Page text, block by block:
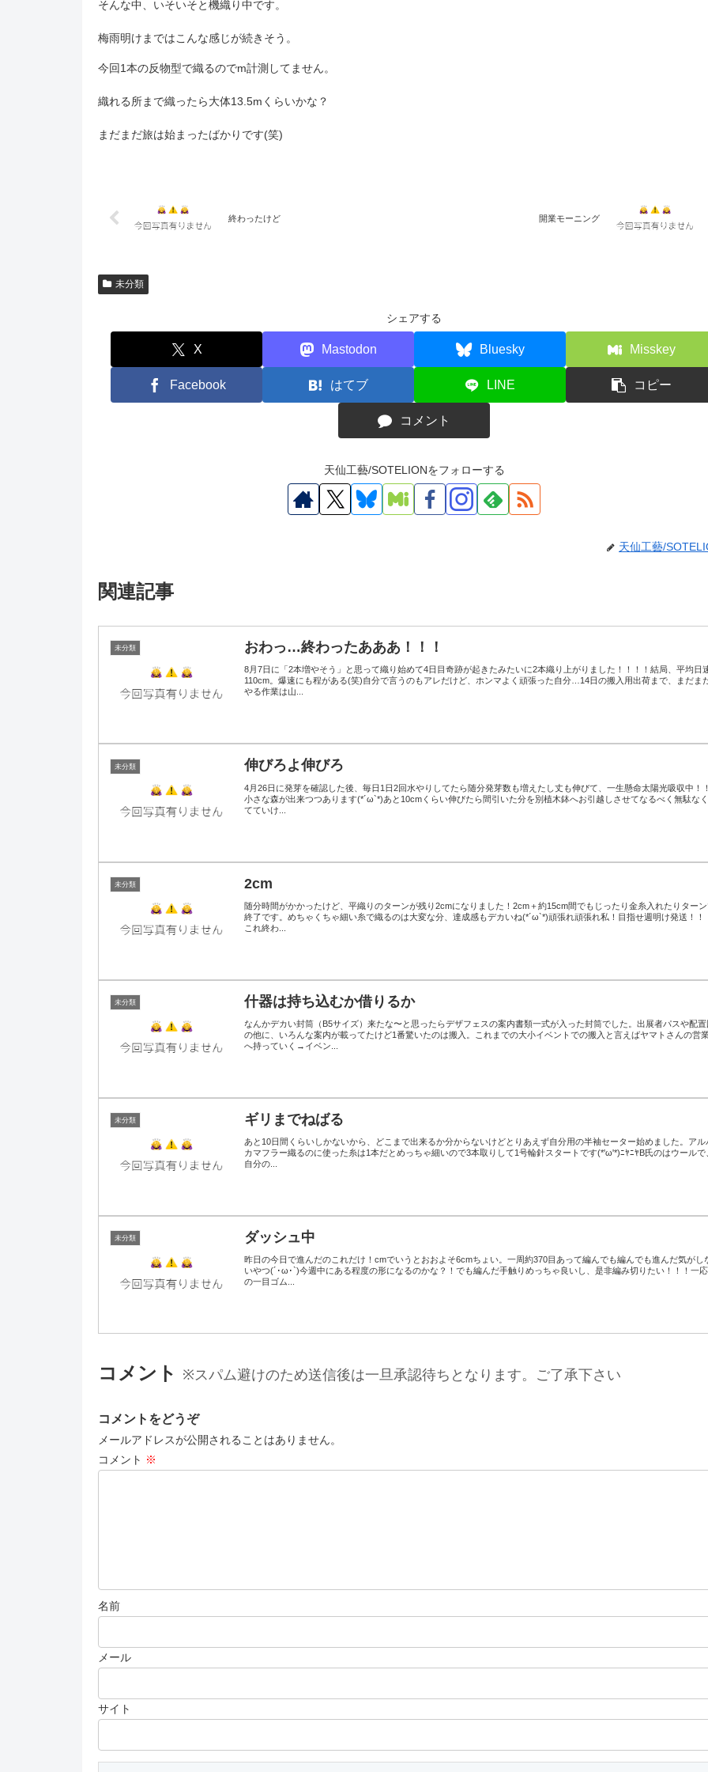
そんな中、いそいそと機織り中です。
梅雨明けまではこんな感じが続きそう。
今回1本の反物型で織るのでm計測してません。
織れる所まで織ったら大体13.5mくらいかな？
まだまだ旅は始まったばかりです(笑)
終わったけど 開業モーニング
未分類
シェアする
X Mastodon Bluesky Misskey
Facebook はてブ LINE コピー
コメント
天仙工藝/SOTELIONをフォローする
天仙工藝/
関連記事
未分類 おわっ…終わったあああ！！！
8月7日に「2本増やそう」と思って織り始めて4日目奇跡が起きたみたいに2本織り上がりました！！！！結局、平均日
110cm。爆速にも程がある(笑)自分で言うのもアレだけど、ホンマよく頑張った自分…14日の搬入用出荷まで、まだま
やる作業は山...
未分類 伸びろよ伸びろ
4月26日に発芽を確認した後、毎日1日2回水やりしてたら随分発芽数も増えたし丈も伸びて、一生懸命太陽光吸収中！！
小さな森が出来つつあります(*´ω`*)あと10cmくらい伸びたら間引いた分を別植木鉢へお引越しさせてなるべく無駄な
てていけ...
未分類 2cm
随分時間がかかったけど、平織りのターンが残り2cmになりました！2cm＋約15cm間でもじったり金糸入れたりター
終了です。めちゃくちゃ細い糸で織るのは大変な分、達成感もデカいね(*´ω`*)頑張れ頑張れ私！目指せ週明け発送！！
これ終わ...
未分類 什器は持ち込むか借りるか
なんかデカい封筒（B5サイズ）来たな〜と思ったらデザフェスの案内書類一式が入った封筒でした。出展者パスや配置
の他に、いろんな案内が載ってたけど1番驚いたのは搬入。これまでの大小イベントでの搬入と言えばヤマトさんの営
へ持っていく→イベン...
未分類 ギリまでねばる
あと10日間くらいしかないから、どこまで出来るか分からないけどとりあえず自分用の半袖セーター始めました。アル
カマフラー織るのに使った糸は1本だとめっちゃ細いので3本取りして1号輪針スタートです(*'ω'*)ﾆﾔﾆﾔB氏のはウールで
自分の...
未分類 ダッシュ中
昨日の今日で進んだのこれだけ！cmでいうとおおよそ6cmちょい。一周約370目あって編んでも編んでも進んだ気がし
いやつ(´･ω･`)今週中にある程度の形になるのかな？！でも編んだ手触りめっちゃ良いし、是非編み切りたい！！！一
の一目ゴム...
コメント ※スパム避けのため送信後は一旦承認待ちとなります。ご了承下さい
コメントをどうぞ
メールアドレスが公開されることはありません。
コメント ※
名前
メール
サイト